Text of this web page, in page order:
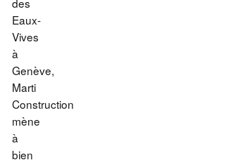
Eaux-
Vives
à
Genève,
Marti
Construction
mène
à
bien